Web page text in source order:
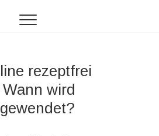
rezeptfrei
wird